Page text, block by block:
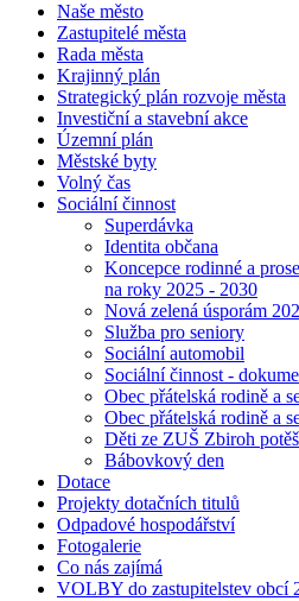
Naše město
Zastupitelé města
Rada města
Krajinný plán
Strategický plán rozvoje města
Investiční a stavební akce
Územní plán
Městské byty
Volný čas
Sociální činnost
Superdávka
Identita občana
Koncepce rodinné a
na roky 2025 - 2030
Nová zelená úsporám
Služba pro seniory
Sociální automobil
Sociální činnost -
Obec přátelská rodině a
Obec přátelská rodině a
Děti ze ZUŠ Zbiroh
Bábovkový den
Dotace
Projekty dotačních titulů
Odpadové hospodářství
Fotogalerie
Co nás zajímá
VOLBY do zastupitelstev obcí